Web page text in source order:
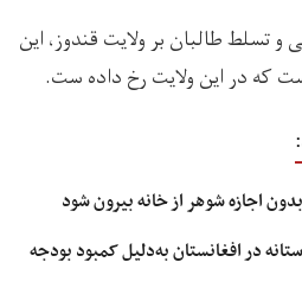
تسلط طالبان بر ولایت قندوز، این
که در این ولایت رخ داده ست.
اجازه شوهر از خانه بیرون شود
در افغانستان به‌دلیل کمبود بودجه